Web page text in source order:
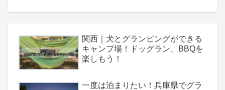
関西｜犬とグランピングができる
キャンプ場！ドッグラン、BBQを
楽しもう！
一度は泊まりたい！兵庫県でグラ